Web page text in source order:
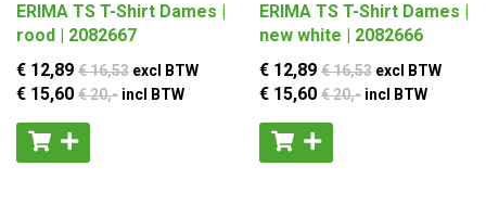
ERIMA TS T-Shirt Dames |
rood | 2082667
€ 12,89 € 16,53 excl BTW
€ 15,60 € 20,- incl BTW
ERIMA TS T-Shirt Dames |
new white | 2082666
€ 12,89 € 16,53 excl BTW
€ 15,60 € 20,- incl BTW